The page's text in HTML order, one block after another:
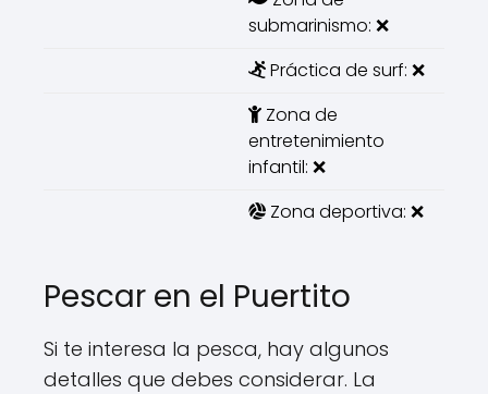
submarinismo: ❌
Práctica de surf: ❌
Zona de
entretenimiento
infantil: ❌
Zona deportiva: ❌
Pescar en el Puertito
Si te interesa la pesca, hay algunos
detalles que debes considerar. La